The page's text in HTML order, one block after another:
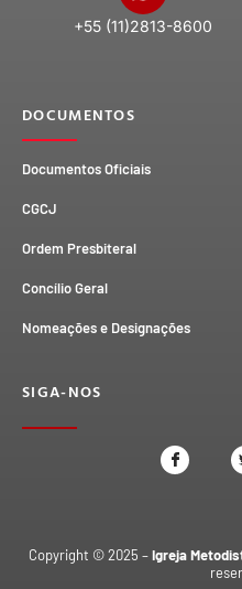
+55 (11)2813-8600
DOCUMENTOS
Documentos Oficiais
CGCJ
Ordem Presbiteral
Concílio Geral
Nomeações e Designações
SIGA-NOS
Copyright © 2025 –Igreja